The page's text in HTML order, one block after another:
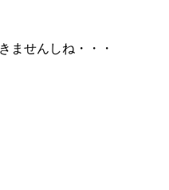
ませんしね・・・